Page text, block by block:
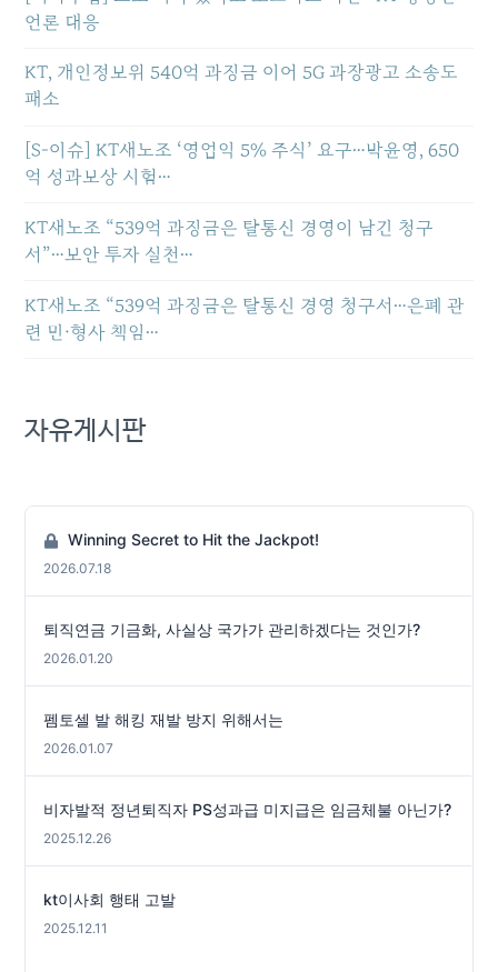
언론 대응
KT, 개인정보위 540억 과징금 이어 5G 과장광고 소송도
패소
[S-이슈] KT새노조 ‘영업익 5% 주식’ 요구…박윤영, 650
억 성과보상 시험…
KT새노조 “539억 과징금은 탈통신 경영이 남긴 청구
서”…보안 투자 실천…
KT새노조 “539억 과징금은 탈통신 경영 청구서…은폐 관
련 민·형사 책임…
자유게시판
Winning Secret to Hit the Jackpot!
2026.07.18
퇴직연금 기금화, 사실상 국가가 관리하겠다는 것인가?
2026.01.20
펨토셀 발 해킹 재발 방지 위해서는
2026.01.07
비자발적 정년퇴직자 PS성과급 미지급은 임금체불 아닌가?
2025.12.26
kt이사회 행태 고발
2025.12.11